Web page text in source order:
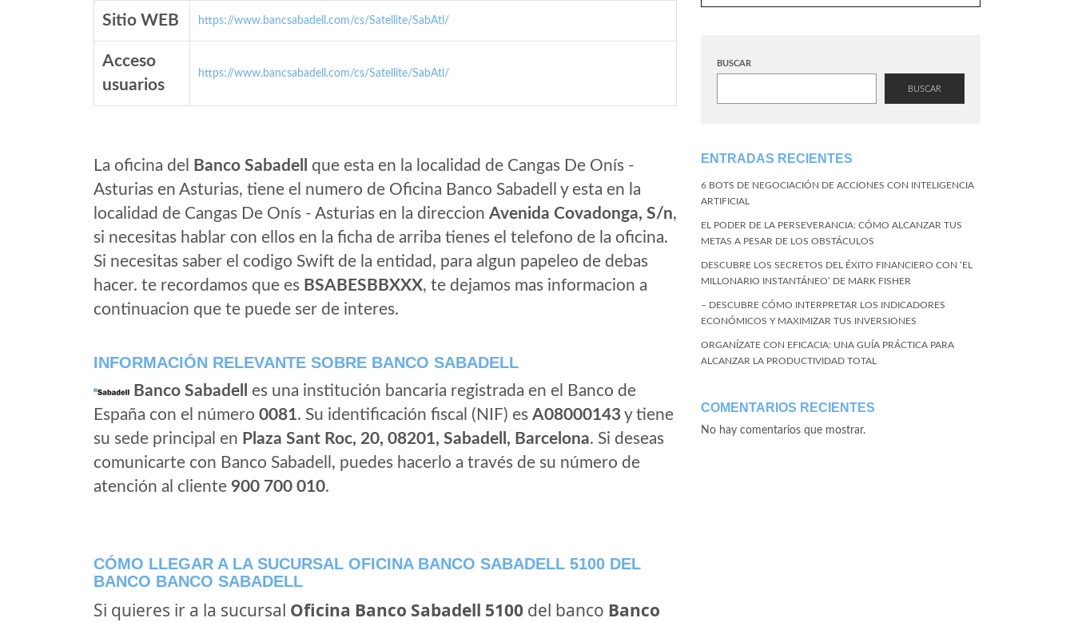
Sitio WEB https://www.bancsabadell.com/cs/Satellite/SabAtl/
Acceso
usuarios
https://www.bancsabadell.com/cs/Satellite/SabAtl/
La oficina del Banco Sabadell
que esta en la localidad de Cangas De Onís -
Asturias en Asturias, tiene el numero de Oficina Banco Sabadell y esta en la
localidad de Cangas De Onís - Asturias en la direccion Avenida Covadonga, S/n,
si necesitas hablar con ellos en la ficha de arriba tienes el telefono de la oficina.
Si necesitas saber el codigo Swift de la entidad, para algun papeleo de debas
hacer. te recordamos que es BSABESBBXXX, te dejamos mas informacion a
continuacion que te puede ser de interes.
INFORMACIÓN RELEVANTE SOBRE BANCO SABADELL
Banco Sabadell
es una institución bancaria registrada en el Banco de
España con el número 0081. Su identificación fiscal (NIF) es A08000143y tiene
su sede principal en Plaza Sant Roc, 20, 08201, Sabadell, Barcelona. Si deseas
comunicarte con Banco Sabadell, puedes hacerlo a través de su número de
atención al cliente 900 700 010.
CÓMO LLEGAR A LA SUCURSAL OFICINA BANCO SABADELL 5100 DEL
BANCO BANCO SABADELL
Si quieres ir a la sucursal Oficina Banco Sabadell 5100 del banco Banco
BUSCAR
BUSCAR
ENTRADAS RECIENTES
6 BOTS DE NEGOCIACIÓN DE ACCIONES CON INTELIGENCIA
ARTIFICIAL
EL PODER DE LA PERSEVERANCIA: CÓMO ALCANZAR TUS
METAS A PESAR DE LOS OBSTÁCULOS
DESCUBRE LOS SECRETOS DEL ÉXITO FINANCIERO CON ‘EL
MILLONARIO INSTANTÁNEO’ DE MARK FISHER
– DESCUBRE CÓMO INTERPRETAR LOS INDICADORES
ECONÓMICOS Y MAXIMIZAR TUS INVERSIONES
ORGANÍZATE CON EFICACIA: UNA GUÍA PRÁCTICA PARA
ALCANZAR LA PRODUCTIVIDAD TOTAL
COMENTARIOS RECIENTES
No hay comentarios que mostrar.